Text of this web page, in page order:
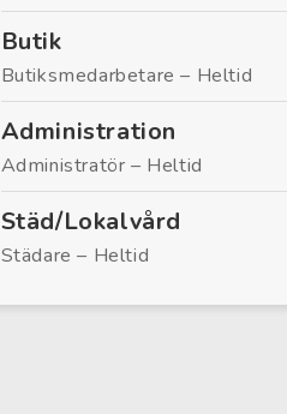
Butik
Butiksmedarbetare – Heltid
Administration
Administratör – Heltid
Städ/Lokalvård
Städare – Heltid